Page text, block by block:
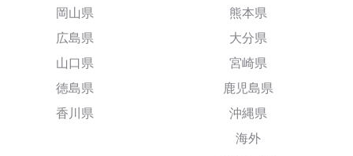
岡山県
広島県
山口県
徳島県
香川県
熊本県
大分県
宮崎県
鹿児島県
沖縄県
海外